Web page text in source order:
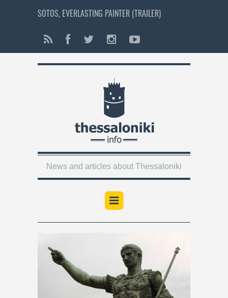
SOTOS, EVERLASTING PAINTER (TRAILER)
News and articles about Thessaloniki